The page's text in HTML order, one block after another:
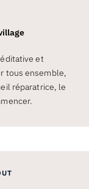
et
tous ensemble,
réparatrice, le